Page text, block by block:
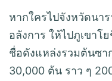
หากใครไปจังหวัดนา
อลังการ ให้ไปภูเขาโ
ชื่อดังแหล่งรวมต้นซ
30,000 ต้น ราว ๆ